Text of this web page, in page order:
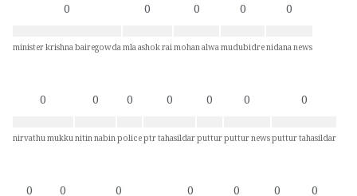
0
minister krishna bairegowda
0
mla ashok rai
0
mohan alwa
0
mudubidre
0
nidana news
0
nirvathu mukku
0
nitin nabin
0
police
0
ptr tahasildar
0
puttur
0
puttur news
0
puttur tahasildar